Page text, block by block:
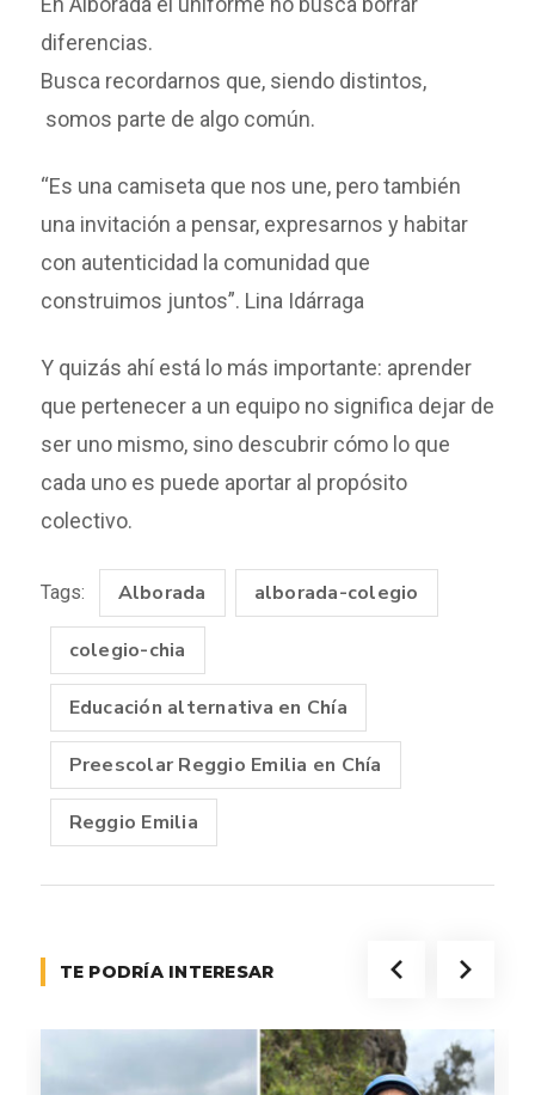
diferencias.
Busca recordarnos que, siendo distintos,
somos parte de algo común.
“Es una camiseta que nos une, pero también
una invitación a pensar, expresarnos y habitar
con autenticidad la comunidad que
construimos juntos”. Lina Idárraga
Y quizás ahí está lo más importante: aprender
que pertenecer a un equipo no significa dejar de
ser uno mismo, sino descubrir cómo lo que
cada uno es puede aportar al propósito
colectivo.
Tags: Alborada alborada-colegio
colegio-chia
Educación alternativa en Chía
Preescolar Reggio Emilia en Chía
Reggio Emilia
TE PODRÍA INTERESAR